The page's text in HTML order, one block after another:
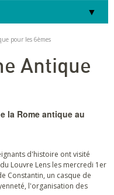
pour les 6èmes
Antique
la Rome antique au
d'histoire ont visité
Louvre Lens les mercredi 1er
Constantin, un casque de
l'organisation des